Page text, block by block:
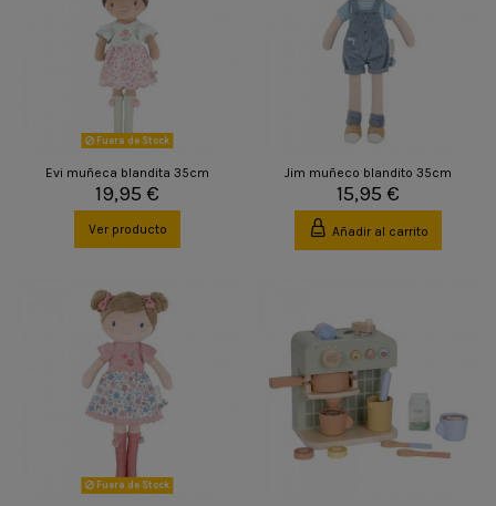
Fuera de Stock
Evi muñeca blandita 35cm
19,95 €
Ver producto
Jim muñeco blandito 35cm
15,95 €
Añadir al carrito
Fuera de Stock